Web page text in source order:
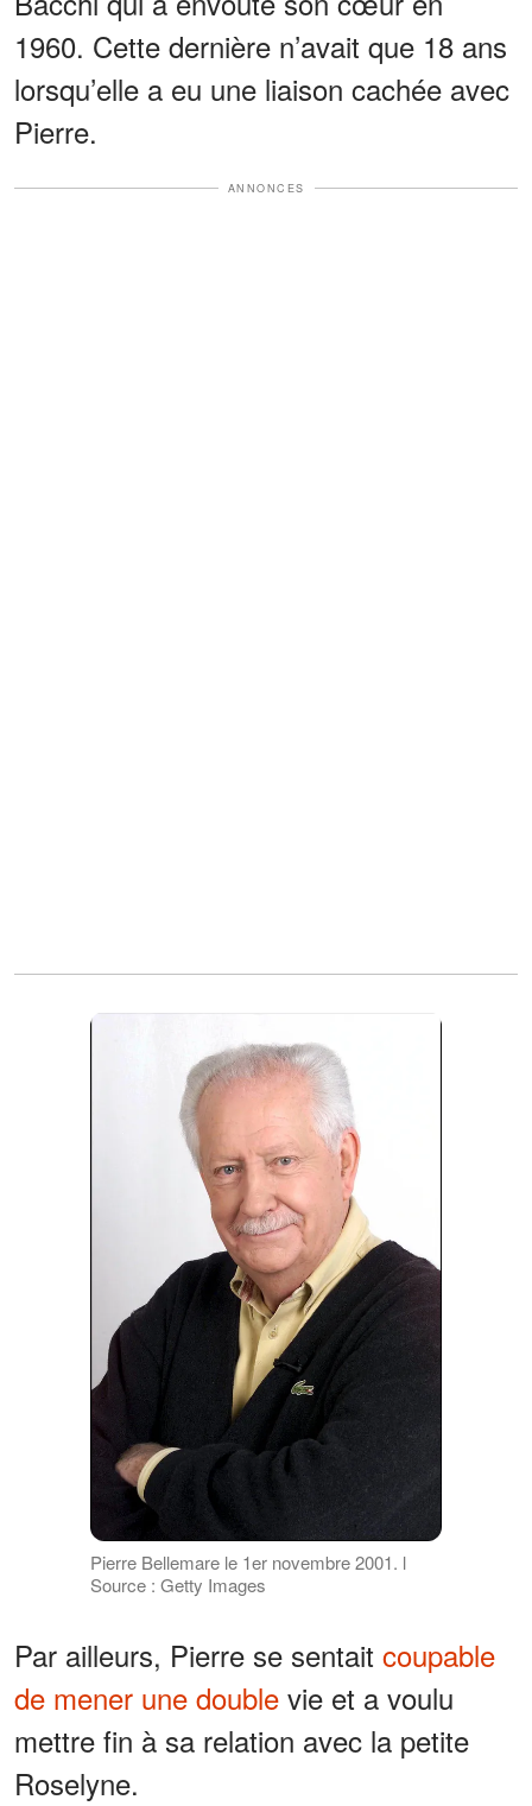
1960. Cette dernière n’avait que 18 ans
lorsqu’elle a eu une liaison cachée avec
Pierre.
ANNONCES
Pierre Bellemare le 1er novembre 2001. l
Source : Getty Images
Par ailleurs, Pierre se sentait coupable
de mener une double vie et a voulu
mettre fin à sa relation avec la petite
Roselyne.